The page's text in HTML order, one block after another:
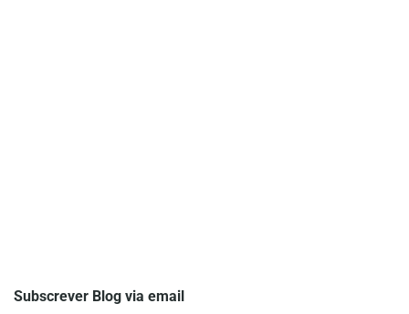
Subscrever Blog via email